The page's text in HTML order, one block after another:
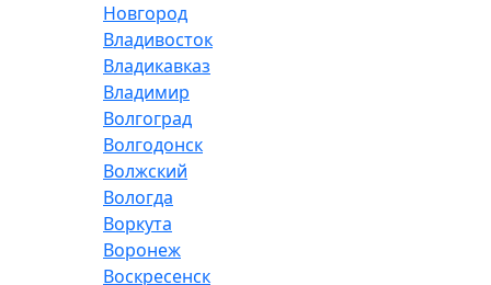
Новгород
Владивосток
Владикавказ
Владимир
Волгоград
Волгодонск
Волжский
Вологда
Воркута
Воронеж
Воскресенск